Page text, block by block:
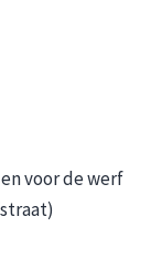
voor de werf